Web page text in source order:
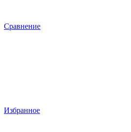
Сравнение
Избранное